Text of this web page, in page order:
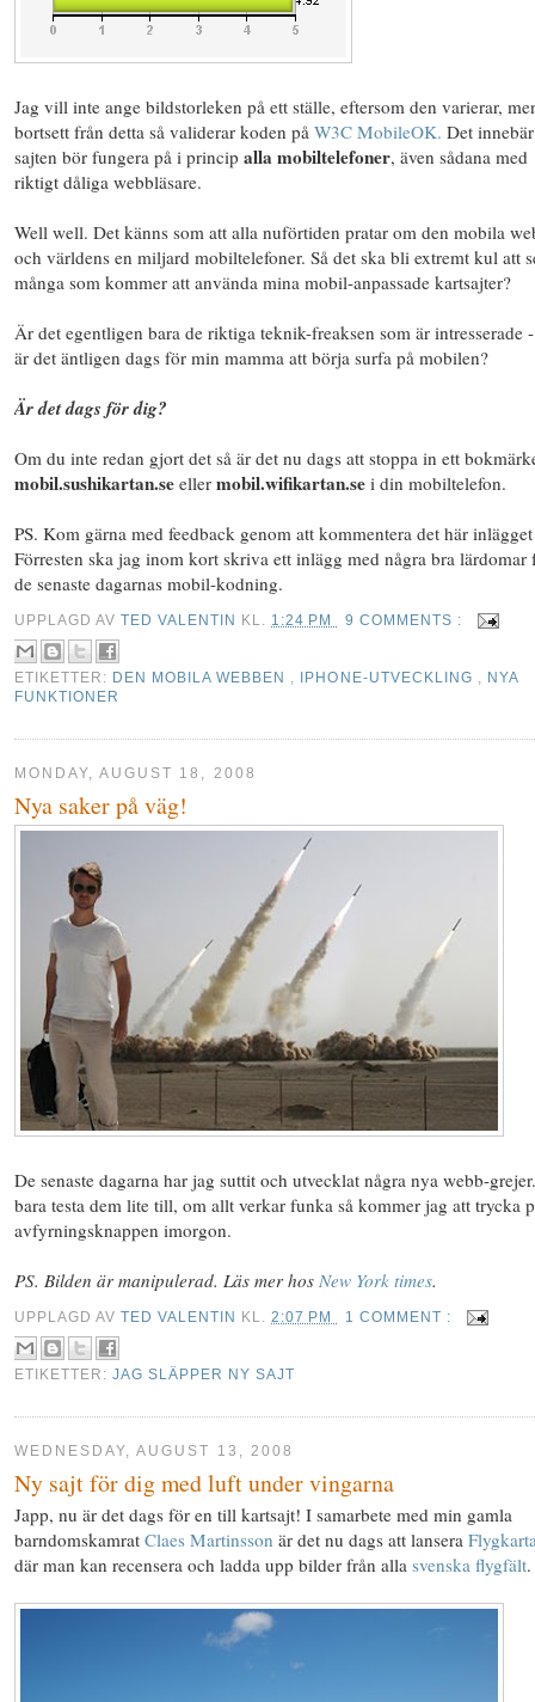
Jag vill inte ange bildstorleken på ett ställe, eftersom den varierar,
bortsett från detta så validerar koden på W3C MobileOK. Det
sajten bör fungera på i princip alla mobiltelefoner, även sådana med
riktigt dåliga webbläsare.
Well well. Det känns som att alla nuförtiden pratar om den mobila
och världens en miljard mobiltelefoner. Så det ska bli extremt kul att
många som kommer att använda mina mobil-anpassade kartsajter?
Är det egentligen bara de riktiga teknik-freaksen som är intresserade
är det äntligen dags för min mamma att börja surfa på mobilen?
Är det dags för dig?
Om du inte redan gjort det så är det nu dags att stoppa in ett
mobil.sushikartan.se eller mobil.wifikartan.se i din mobiltelefon.
PS. Kom gärna med feedback genom att kommentera det här
Förresten ska jag inom kort skriva ett inlägg med några bra lärdomar
de senaste dagarnas mobil-kodning.
UPPLAGD AVTED VALENTIN KL. 1:24 PM 9 COMMENTS :
ETIKETTER: DEN MOBILA WEBBEN , IPHONE-UTVECKLING , NYA
FUNKTIONER
MONDAY, AUGUST 18, 2008
Nya saker på väg!
De senaste dagarna har jag suttit och utvecklat några nya webb-
bara testa dem lite till, om allt verkar funka så kommer jag att trycka
avfyrningsknappen imorgon.
PS. Bilden är manipulerad. Läs mer hos New York times.
UPPLAGD AVTED VALENTIN KL.2:07 PM 1 COMMENT :
ETIKETTER:JAG SLÄPPER NY SAJT
WEDNESDAY, AUGUST 13, 2008
Ny sajt för dig med luft under vingarna
Japp, nu är det dags för en till kartsajt! I samarbete med min gamla
barndomskamrat Claes Martinsson är det nu dags att lansera
där man kan recensera och ladda upp bilder från alla svenska flygfält.